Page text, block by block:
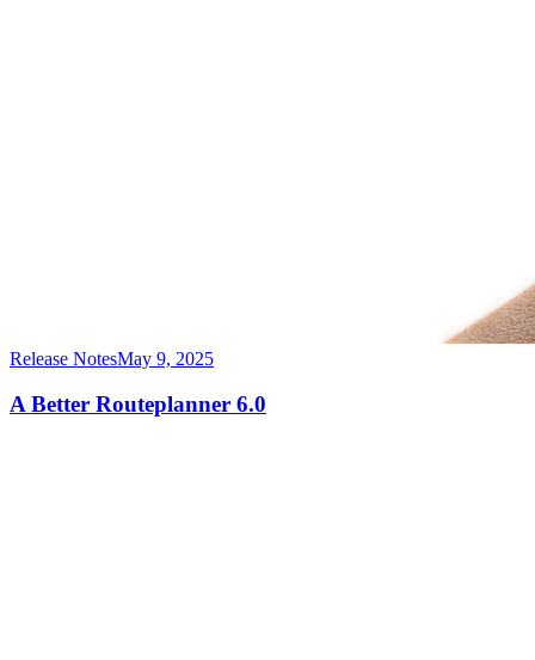
Release NotesMay 9, 2025
A Better Routeplanner 6.0